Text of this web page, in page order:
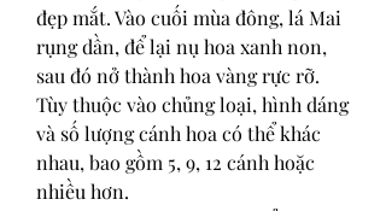
đẹp mắt. Vào cuối mùa đông, lá Mai
rụng dần, để lại nụ hoa xanh non,
sau đó nở thành hoa vàng rực rỡ.
Tùy thuộc vào chủng loại, hình dáng
và số lượng cánh hoa có thể khác
nhau, bao gồm 5, 9, 12 cánh hoặc
nhiều hơn.